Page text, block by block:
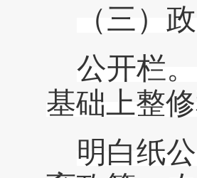
（三 ）
公开栏
基础上整
明白纸